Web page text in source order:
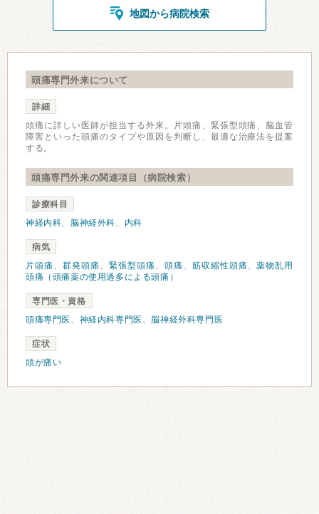
地図から病院検索
頭痛専門外来について
詳細
頭痛に詳しい医師が担当する外来。片頭痛、緊張型頭痛、脳血管
障害といった頭痛のタイプや原因を判断し、最適な治療法を提案
する。
頭痛専門外来の関連項目（病院検索）
診療科目
神経内科、 脳神経外科、 内科
病気
片頭痛 、 群発頭痛 、 緊張型頭痛 、 頭痛 、 筋収縮性頭痛、薬物乱用
頭痛（頭痛薬の使用過多による頭痛）
専門医・資格
頭痛専門医 、 神経内科専門医 、 脳神経外科専門医
症状
頭が痛い